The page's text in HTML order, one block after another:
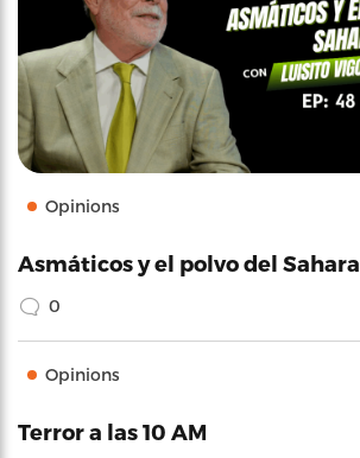
Opinions
Asmáticos y el polvo del Sahara
0
Opinions
Terror a las 10 AM